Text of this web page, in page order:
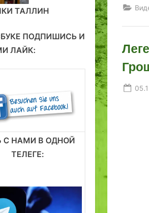
ТАЛЛИН
ПОДПИШИСЬ И
ЛАЙК:
С НАМИ В ОДНОЙ
ТЕЛЕГЕ: